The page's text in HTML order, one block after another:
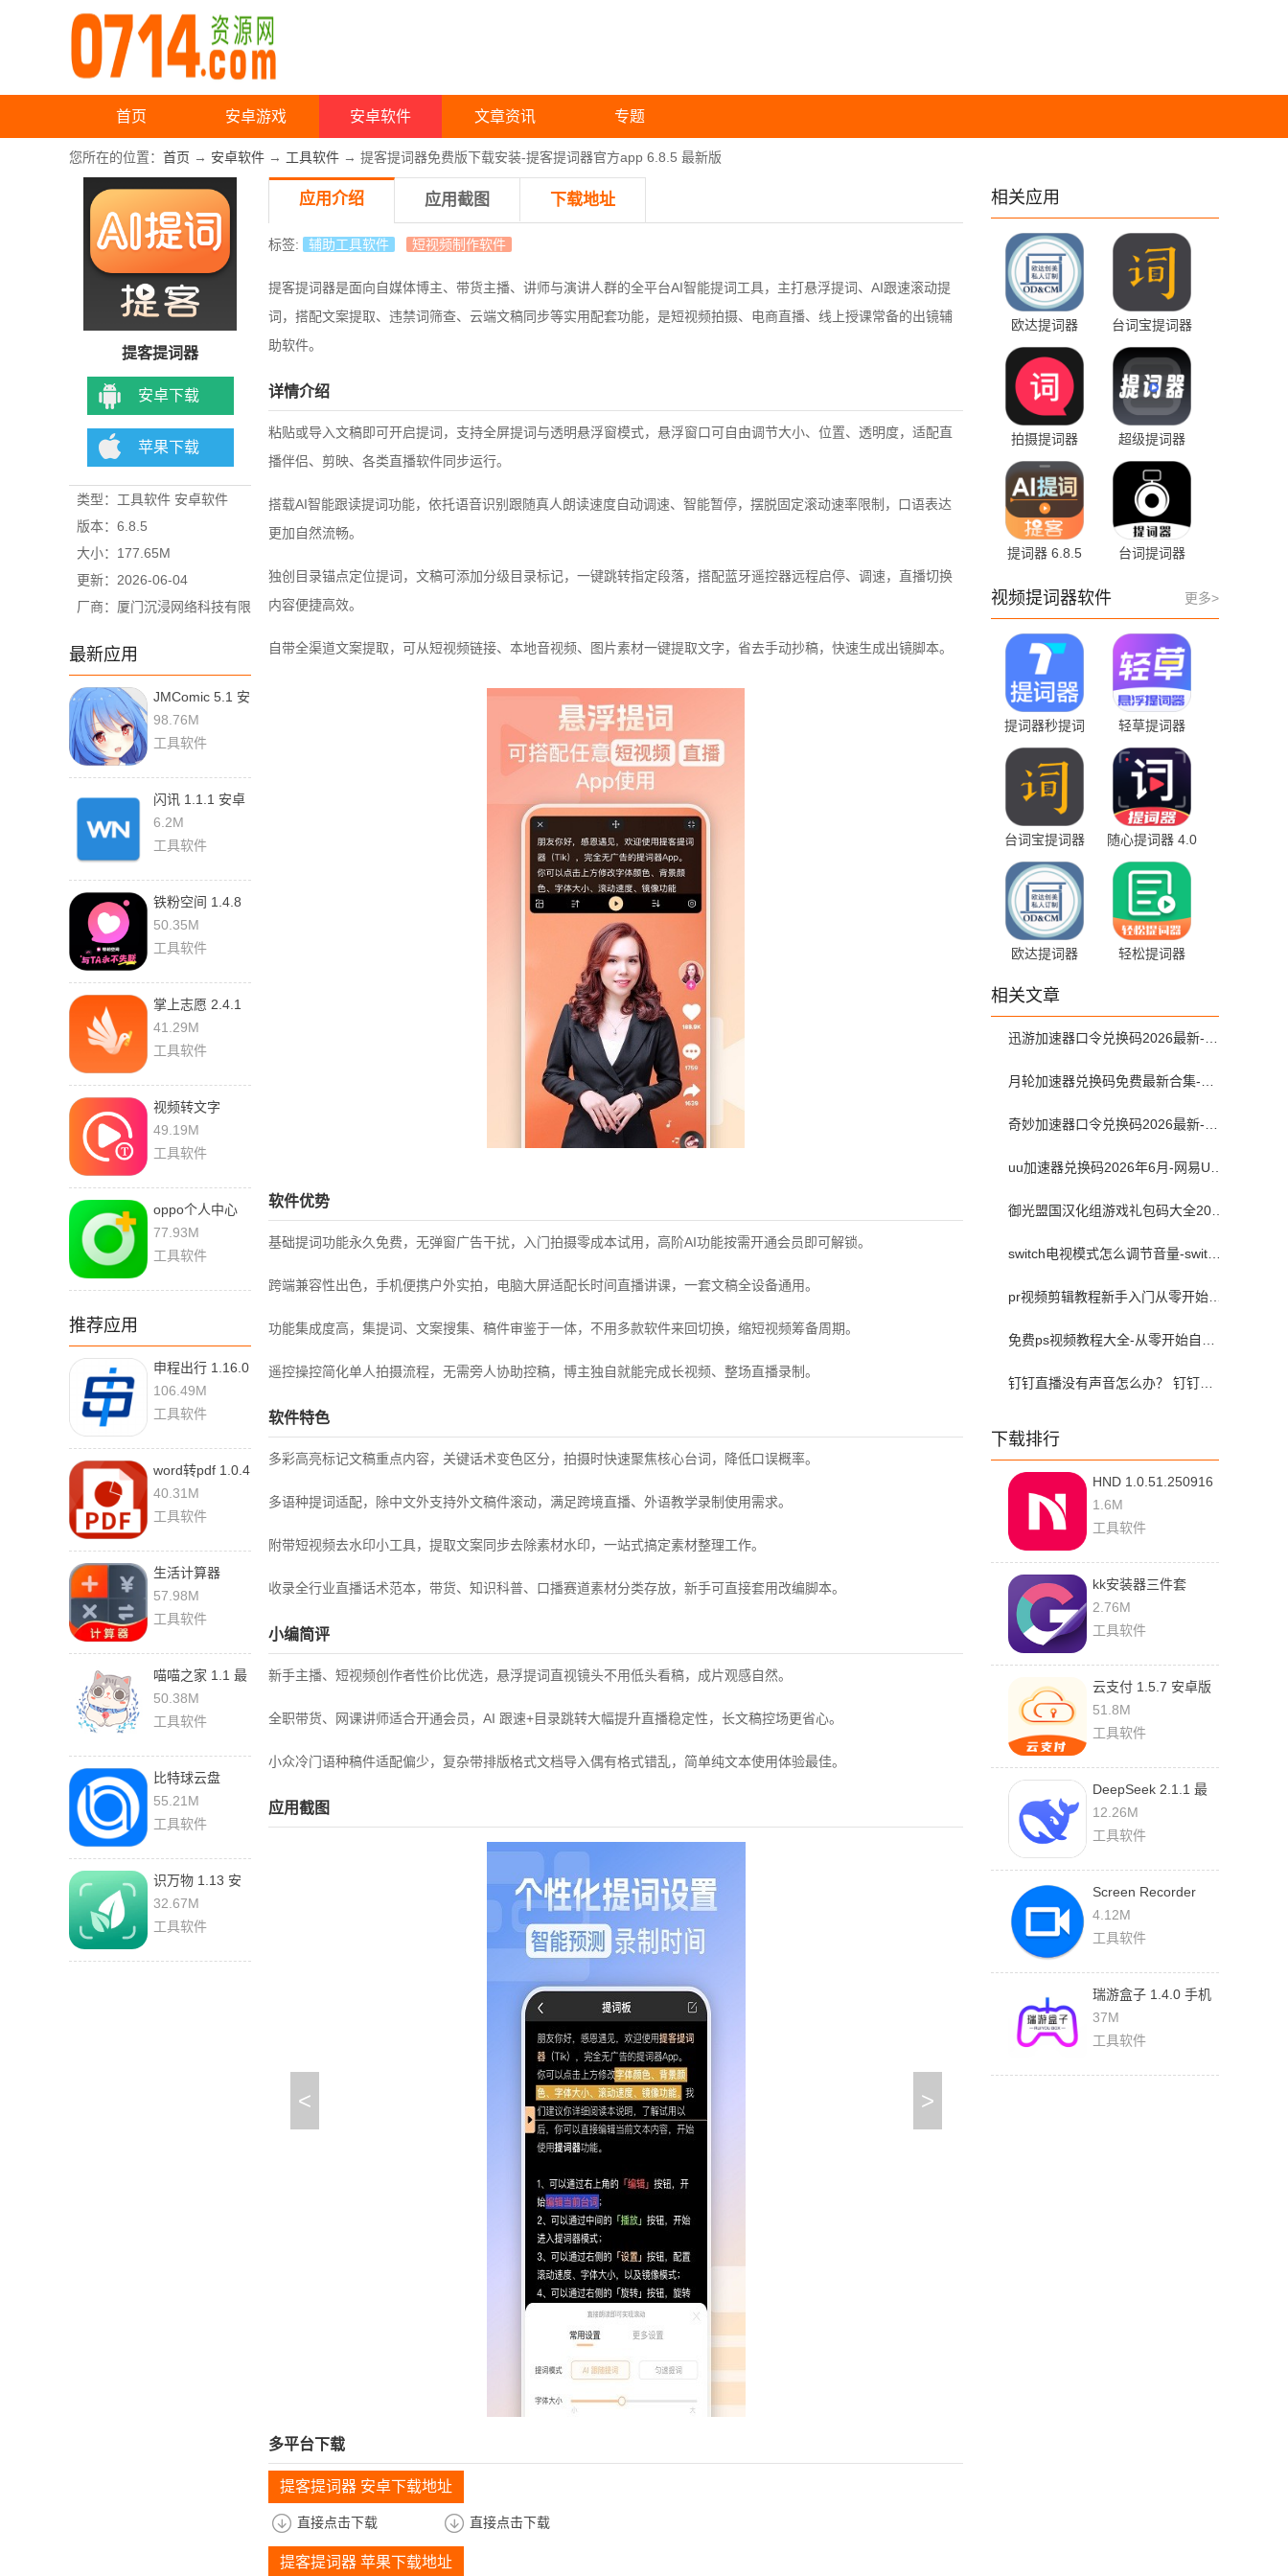
首页 安卓游戏 安卓软件 文章资讯 专题
您所在的位置： 首页 → 安卓软件 → 工具软件 → 提客提词器免费版下载安装-提客提词器官方app 6.8.5 最新版
提客提词器
安卓下载
苹果下载
类型：工具软件 安卓软件
版本：6.8.5
大小：177.65M
更新：2026-06-04
厂商：厦门沉浸网络科技有限
最新应用
JMComic 5.1 安
卓版
98.76M
工具软件
闪讯 1.1.1 安卓
版
6.2M
工具软件
铁粉空间 1.4.8
安卓版
50.35M
工具软件
掌上志愿 2.4.1
最新版
41.29M
工具软件
视频转文字
1.3.5 最新版
49.19M
工具软件
oppo个人中心
4.5.14 安卓版
77.93M
工具软件
推荐应用
申程出行 1.16.0
最新版
106.49M
工具软件
word转pdf 1.0.4
手机版
40.31M
工具软件
生活计算器
6.0.9 安卓版
57.98M
工具软件
喵喵之家 1.1 最
新版
50.38M
工具软件
比特球云盘
8.6.8.0 最新版
55.21M
工具软件
识万物 1.13 安
卓版
32.67M
工具软件
应用介绍 应用截图 下载地址
标签: 辅助工具软件 短视频制作软件
提客提词器是面向自媒体博主、带货主播、讲师与演讲人群的全平台AI智能提词工具，主打悬浮提词、AI跟速滚动提
词，搭配文案提取、违禁词筛查、云端文稿同步等实用配套功能，是短视频拍摄、电商直播、线上授课常备的出镜辅
助软件。
详情介绍
粘贴或导入文稿即可开启提词，支持全屏提词与透明悬浮窗模式，悬浮窗口可自由调节大小、位置、透明度，适配直
播伴侣、剪映、各类直播软件同步运行。
搭载AI智能跟读提词功能，依托语音识别跟随真人朗读速度自动调速、智能暂停，摆脱固定滚动速率限制，口语表达
更加自然流畅。
独创目录锚点定位提词，文稿可添加分级目录标记，一键跳转指定段落，搭配蓝牙遥控器远程启停、调速，直播切换
内容便捷高效。
自带全渠道文案提取，可从短视频链接、本地音视频、图片素材一键提取文字，省去手动抄稿，快速生成出镜脚本。
软件优势
基础提词功能永久免费，无弹窗广告干扰，入门拍摄零成本试用，高阶AI功能按需开通会员即可解锁。
跨端兼容性出色，手机便携户外实拍，电脑大屏适配长时间直播讲课，一套文稿全设备通用。
功能集成度高，集提词、文案搜集、稿件审鉴于一体，不用多款软件来回切换，缩短视频筹备周期。
遥控操控简化单人拍摄流程，无需旁人协助控稿，博主独自就能完成长视频、整场直播录制。
软件特色
多彩高亮标记文稿重点内容，关键话术变色区分，拍摄时快速聚焦核心台词，降低口误概率。
多语种提词适配，除中文外支持外文稿件滚动，满足跨境直播、外语教学录制使用需求。
附带短视频去水印小工具，提取文案同步去除素材水印，一站式搞定素材整理工作。
收录全行业直播话术范本，带货、知识科普、口播赛道素材分类存放，新手可直接套用改编脚本。
小编简评
新手主播、短视频创作者性价比优选，悬浮提词直视镜头不用低头看稿，成片观感自然。
全职带货、网课讲师适合开通会员，AI 跟速+目录跳转大幅提升直播稳定性，长文稿控场更省心。
小众冷门语种稿件适配偏少，复杂带排版格式文档导入偶有格式错乱，简单纯文本使用体验最佳。
应用截图
< >
多平台下载
提客提词器 安卓下载地址
直接点击下载 直接点击下载
提客提词器 苹果下载地址
相关应用
欧达提词器
1.5.0 最新版
台词宝提词器
2.2.27 官方版
拍摄提词器
2.2.6
超级提词器
1.0.10 手机版
提词器 6.8.5
台词提词器
更多>
视频提词器软件
提词器秒提词
2.6.3
轻草提词器
1.0.5 安卓版
台词宝提词器
2.2.27 官方版
随心提词器 4.0
欧达提词器
轻松提词器
相关文章
下载排行
HND 1.0.51.250916
最新版
1.6M
工具软件
kk安装器三件套
2.5.0514 安卓版
2.76M
工具软件
云支付 1.5.7 安卓版
51.8M
工具软件
DeepSeek 2.1.1 最
新版
12.26M
工具软件
Screen Recorder
1.2.6.7 最新版
4.12M
工具软件
瑞游盒子 1.4.0 手机
版
37M
工具软件